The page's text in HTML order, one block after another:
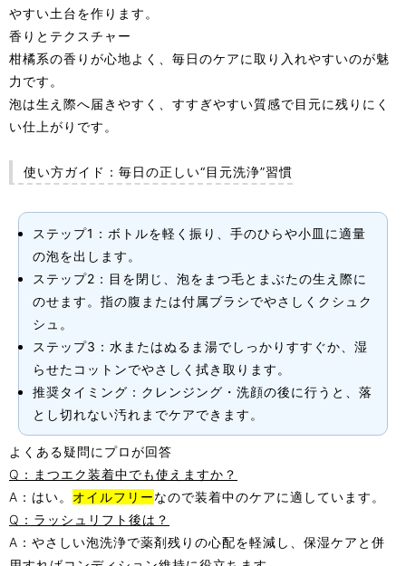
やすい土台を作ります。
香りとテクスチャー
柑橘系の香りが心地よく、毎日のケアに取り入れやすいのが魅
力です。
泡は生え際へ届きやすく、すすぎやすい質感で目元に残りにく
い仕上がりです。
使い方ガイド：毎日の正しい“目元洗浄”習慣
ステップ1： ボトルを軽く振り、手のひらや小皿に適量
の泡を出します。
ステップ2： 目を閉じ、泡をまつ毛とまぶたの生え際に
のせます。指の腹または付属ブラシでやさしくクシュク
シュ。
ステップ3： 水またはぬるま湯でしっかりすすぐか、湿
らせたコットンでやさしく拭き取ります。
推奨タイミング： クレンジング・洗顔の後に行うと、落
とし切れない汚れまでケアできます。
よくある疑問にプロが回答
Q：まつエク装着中でも使えますか？
A：はい。 オイルフリーなので装着中のケアに適しています。
Q：ラッシュリフト後は？
A：やさしい泡洗浄で薬剤残りの心配を軽減し、保湿ケアと併